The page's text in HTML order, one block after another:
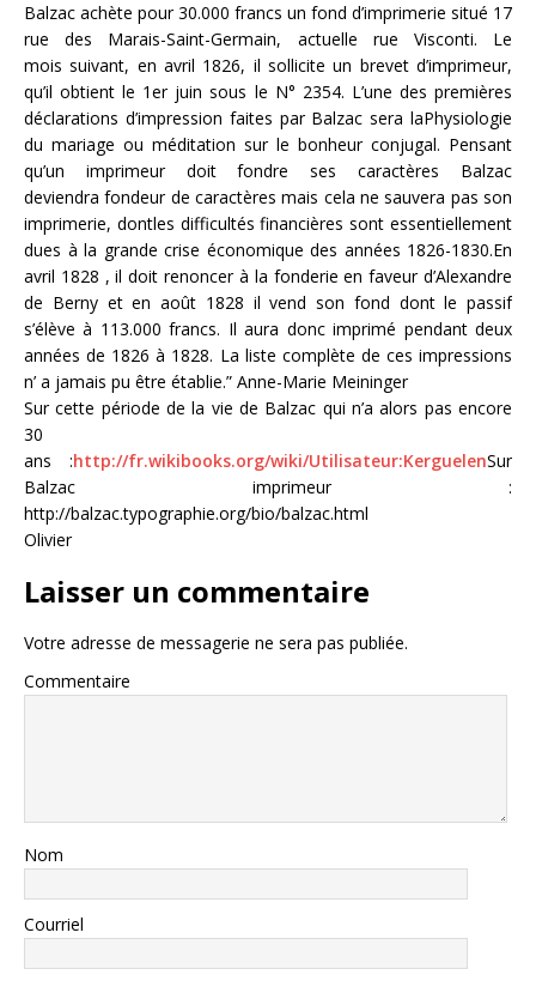
Balzac achète pour 30.000 francs un fond d’imprimerie situé 17
rue des Marais-Saint-Germain, actuelle rue Visconti. Le
mois suivant, en avril 1826, il sollicite un brevet d’imprimeur,
qu’il obtient le 1er juin sous le N° 2354. L’une des premières
déclarations d’impression faites par Balzac sera laPhysiologie
du mariage ou méditation sur le bonheur conjugal. Pensant
qu’un imprimeur doit fondre ses caractères Balzac
deviendra fondeur de caractères mais cela ne sauvera pas son
imprimerie, dontles difficultés financières sont essentiellement
dues à la grande crise économique des années 1826-1830.En
avril 1828 , il doit renoncer à la fonderie en faveur d’Alexandre
de Berny et en août 1828 il vend son fond dont le passif
s’élève à 113.000 francs. Il aura donc imprimé pendant deux
années de 1826 à 1828. La liste complète de ces impressions
n’ a jamais pu être établie.” Anne-Marie Meininger
Sur cette période de la vie de Balzac qui n’a alors pas encore
30
ans :http://fr.wikibooks.org/wiki/Utilisateur:KerguelenSur
Balzac imprimeur :
http://balzac.typographie.org/bio/balzac.html
Olivier
Laisser un commentaire
Votre adresse de messagerie ne sera pas publiée.
Commentaire
Nom
Courriel